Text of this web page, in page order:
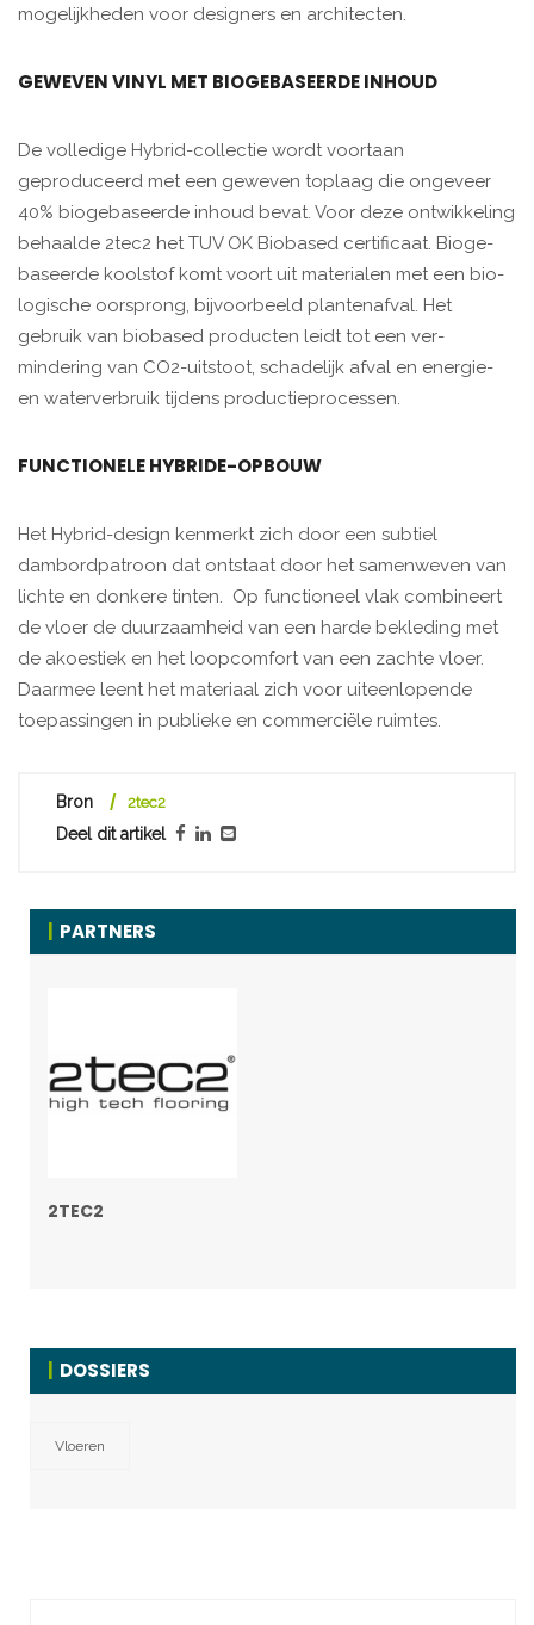
moge­lijkheden voor designers en architecten.
GEWEVEN VINYL MET BIOGEBASEERDE INHOUD
De volledige Hybrid-collectie wordt voortaan
geproduceerd met een geweven toplaag die ongeveer
40% biogebaseerde inhoud bevat. Voor deze ontwikkeling
behaalde 2tec2 het TUV OK Biobased certificaat. Bio­ge­
baseerde koolstof komt voort uit materialen met een bio­
logische oorsprong, bij­voorbeeld plan­tenafval. Het
gebruik van biobased producten leidt tot een ver­
mindering van CO2-uitstoot, schadelijk afval en energie-
en water­verbruik tijdens productieprocessen.
FUNCTIONELE HYBRIDE-OPBOUW
Het Hybrid-design kenmerkt zich door een subtiel
dambordpatroon dat ontstaat door het samenweven van
lichte en donkere tinten. Op functioneel vlak combineert
de vloer de duurzaamheid van een harde bekleding met
de akoestiek en het loopcomfort van een zachte vloer.
Daarmee leent het materiaal zich voor uiteenlopende
toepassingen in publieke en commerciële ruimtes.
Bron 2tec2
Deel dit artikel
PARTNERS
2TEC2
DOSSIERS
Vloeren